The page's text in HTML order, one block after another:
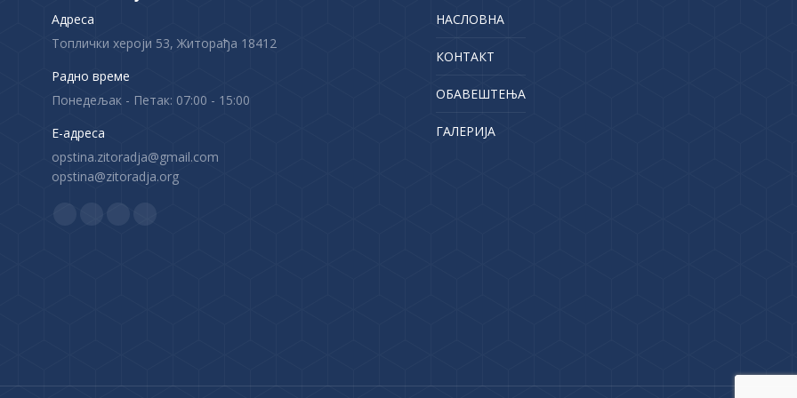
Адреса
Топлички хероји 53, Житорађа 18412
Радно време
Понедељак - Петак: 07:00 - 15:00
Е-адреса
opstina.zitoradja@gmail.com
opstina@zitoradja.org
k
X
e
p
I
a
НАСЛОВНА
КОНТАКТ
ОБАВЕШТЕЊА
ГАЛЕРИЈА